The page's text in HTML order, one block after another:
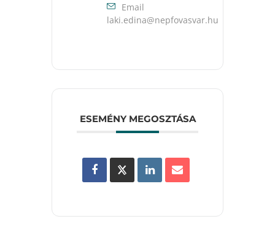
Email
uh.ravsavofpen@anide.ikal
ESEMÉNY MEGOSZTÁSA